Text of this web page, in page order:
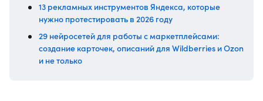
13 рекламных инструментов Яндекса, которые
нужно протестировать в 2026 году
29 нейросетей для работы с маркетплейсами:
создание карточек, описаний для Wildberries и Ozon
и не только